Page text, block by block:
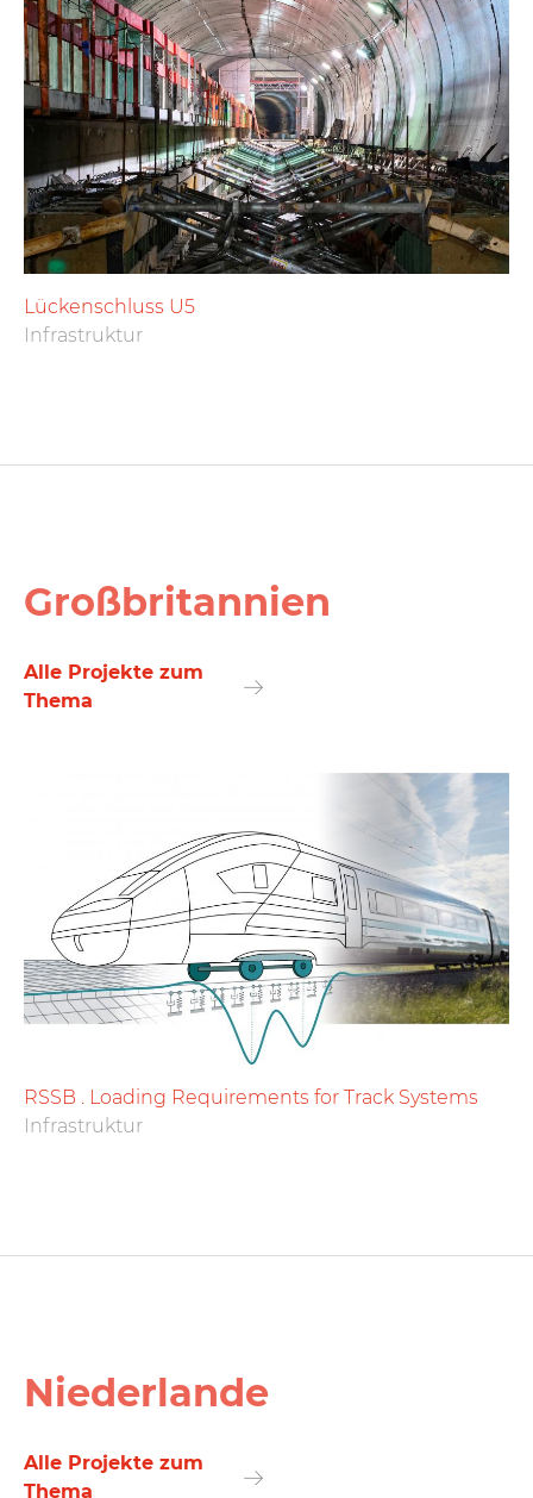
Lückenschluss U5
Infrastruktur
Großbritannien
Alle Projekte zum
Thema
RSSB . Loading Requirements for Track Systems
Infrastruktur
Niederlande
Alle Projekte zum
Thema